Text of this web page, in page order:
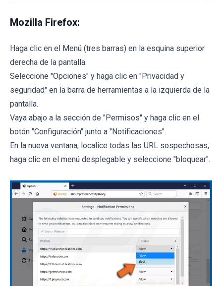
Mozilla Firefox:
Haga clic en el Menú (tres barras) en la esquina superior
derecha de la pantalla.
Seleccione "Opciones" y haga clic en "Privacidad y
seguridad" en la barra de herramientas a la izquierda de la
pantalla.
Vaya abajo a la sección de "Permisos" y haga clic en el
botón "Configuración" junto a "Notificaciones".
En la nueva ventana, localice todas las URL sospechosas,
haga clic en el menú desplegable y seleccione "bloquear".